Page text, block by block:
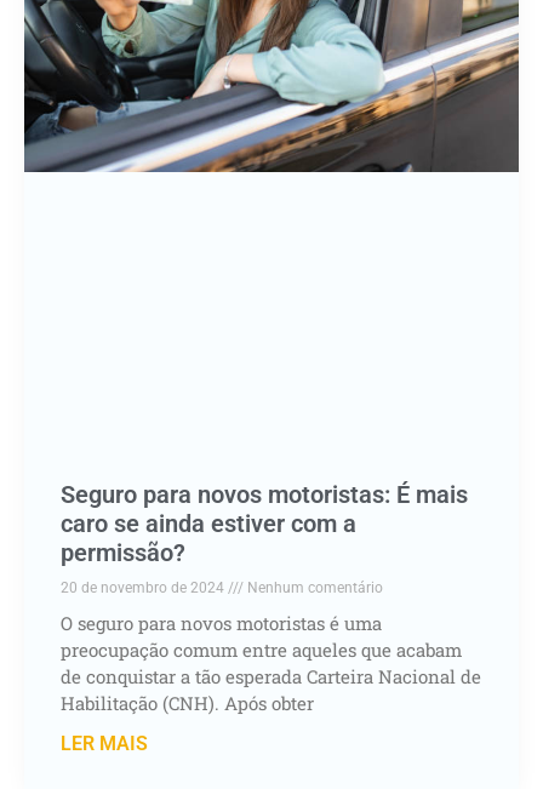
Seguro para novos motoristas: É mais
caro se ainda estiver com a
permissão?
20 de novembro de 2024 Nenhum comentário
O seguro para novos motoristas é uma
preocupação comum entre aqueles que acabam
de conquistar a tão esperada Carteira Nacional de
Habilitação (CNH). Após obter
LER MAIS